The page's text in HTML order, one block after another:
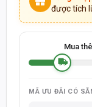
được tích
Mua
MÃ ƯU ĐÃI CÓ